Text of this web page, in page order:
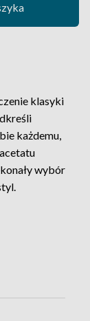
klasyki
każdemu,
wybór